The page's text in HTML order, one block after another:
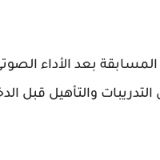
بعد الأداء
والتأهيل قبل